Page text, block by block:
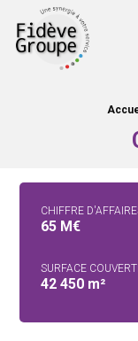
Fidève Groupe Une
CHIFFRE
65 M€
SURFACE
42 450 m²